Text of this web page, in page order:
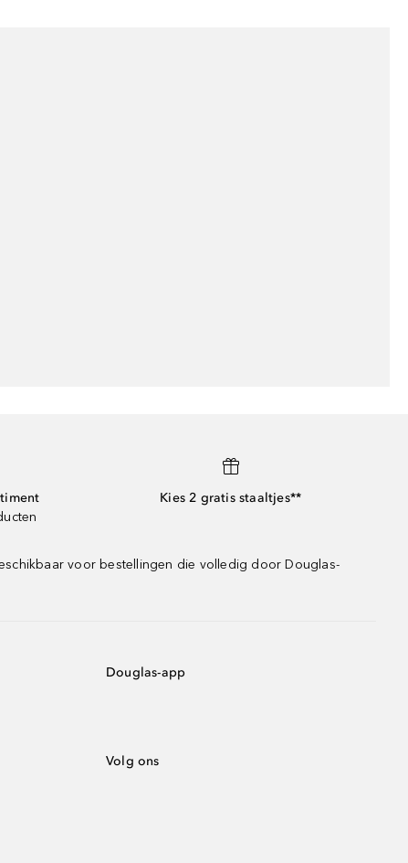
Kies 2 gratis staaltjes**
voor bestellingen die volledig door Douglas-
Douglas-app
Volg ons